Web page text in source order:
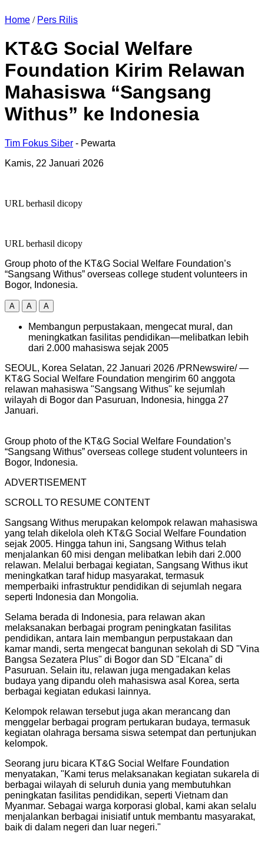
Home / Pers Rilis
KT&G Social Welfare
Foundation Kirim Relawan
Mahasiswa “Sangsang
Withus” ke Indonesia
Tim Fokus Siber - Pewarta
Kamis, 22 Januari 2026
URL berhasil dicopy
URL berhasil dicopy
Group photo of the KT&G Social Welfare Foundation’s
“Sangsang Withus” overseas college student volunteers in
Bogor, Indonesia.
A A A
Membangun perpustakaan, mengecat mural, dan
meningkatkan fasilitas pendidikan—melibatkan lebih
dari 2.000 mahasiswa sejak 2005
SEOUL, Korea Selatan, 22 Januari 2026 /PRNewswire/ —
KT&G Social Welfare Foundation mengirim 60 anggota
relawan mahasiswa "Sangsang Withus" ke sejumlah
wilayah di Bogor dan Pasuruan, Indonesia, hingga 27
Januari.
Group photo of the KT&G Social Welfare Foundation’s
“Sangsang Withus” overseas college student volunteers in
Bogor, Indonesia.
ADVERTISEMENT
SCROLL TO RESUME CONTENT
Sangsang Withus merupakan kelompok relawan mahasiswa
yang telah dikelola oleh KT&G Social Welfare Foundation
sejak 2005. Hingga tahun ini, Sangsang Withus telah
menjalankan 60 misi dengan melibatkan lebih dari 2.000
relawan. Melalui berbagai kegiatan, Sangsang Withus ikut
meningkatkan taraf hidup masyarakat, termasuk
memperbaiki infrastruktur pendidikan di sejumlah negara
seperti Indonesia dan Mongolia.
Selama berada di Indonesia, para relawan akan
melaksanakan berbagai program peningkatan fasilitas
pendidikan, antara lain membangun perpustakaan dan
kamar mandi, serta mengecat bangunan sekolah di SD "Vina
Bangsa Sezatera Plus" di Bogor dan SD "Elcana" di
Pasuruan. Selain itu, relawan juga mengadakan kelas
budaya yang dipandu oleh mahasiswa asal Korea, serta
berbagai kegiatan edukasi lainnya.
Kelompok relawan tersebut juga akan merancang dan
menggelar berbagai program pertukaran budaya, termasuk
kegiatan olahraga bersama siswa setempat dan pertunjukan
kelompok.
Seorang juru bicara KT&G Social Welfare Foundation
menyatakan, "Kami terus melaksanakan kegiatan sukarela di
berbagai wilayah di seluruh dunia yang membutuhkan
peningkatan fasilitas pendidikan, seperti Vietnam dan
Myanmar. Sebagai warga korporasi global, kami akan selalu
menjalankan berbagai inisiatif untuk membantu masyarakat,
baik di dalam negeri dan luar negeri."